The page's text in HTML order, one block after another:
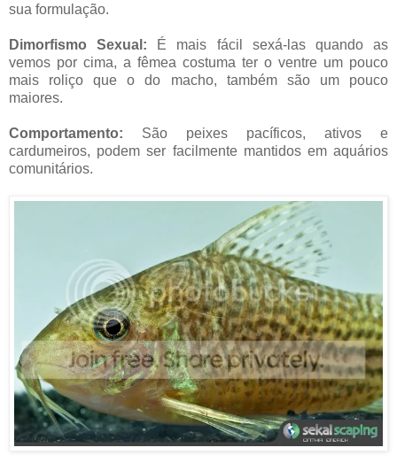
sua formulação.
Dimorfismo Sexual:
É mais fácil sexá-las quando as
vemos por cima, a fêmea costuma ter o ventre um pouco
mais roliço que o do macho, também são um pouco
maiores.
Comportamento: São peixes pacíficos, ativos e
cardumeiros, podem ser facilmente mantidos em aquários
comunitários.